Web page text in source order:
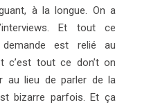
à la longue. On a
Et tout ce
demande est relié au
c’est tout ce don’t on
au lieu de parler de la
bizarre parfois. Et ça